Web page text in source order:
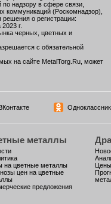
надзору в сфере связи,
коммуникаций (Роскомнадзор),
решения о регистрации:
г.
черных, цветных и
с обязательной
на сайте MetalTorg.Ru, может
металлы
на цветные металлы
цен на цветные
предложения